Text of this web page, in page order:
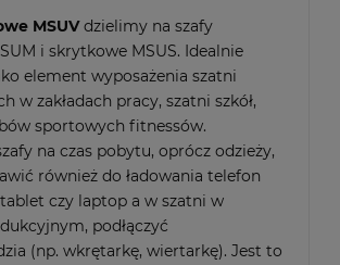
MSUVdzielimy na szafy
i skrytkowe MSUS. Idealnie
element wyposażenia szatni
w zakładach pracy, szatni szkół,
sportowych fitnessów.
na czas pobytu, oprócz odzieży,
również do ładowania telefon
czy laptop a w szatni w
podłączyć
(np. wkrętarkę, wiertarkę). Jest to